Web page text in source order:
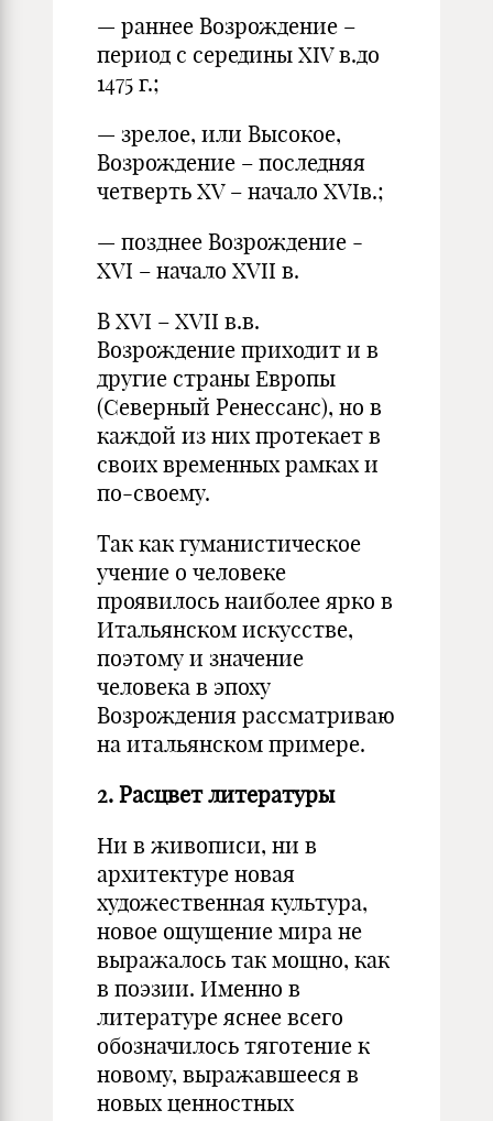
— раннее Возрождение –
период с середины XIV в.до
1475 г.;
— зрелое, или Высокое,
Возрождение – последняя
четверть XV – начало XVIв.;
— позднее Возрождение -
XVI – начало XVII в.
В XVI – XVII в.в.
Возрождение приходит и в
другие страны Европы
(Северный Ренессанс), но в
каждой из них протекает в
своих временных рамках и
по-своему.
Так как гуманистическое
учение о человеке
проявилось наиболее ярко в
Итальянском искусстве,
поэтому и значение
человека в эпоху
Возрождения рассматриваю
на итальянском примере.
2. Расцвет литературы
Ни в живописи, ни в
архитектуре новая
художественная культура,
новое ощущение мира не
выражалось так мощно, как
в поэзии. Именно в
литературе яснее всего
обозначилось тяготение к
новому, выражавшееся в
новых ценностных